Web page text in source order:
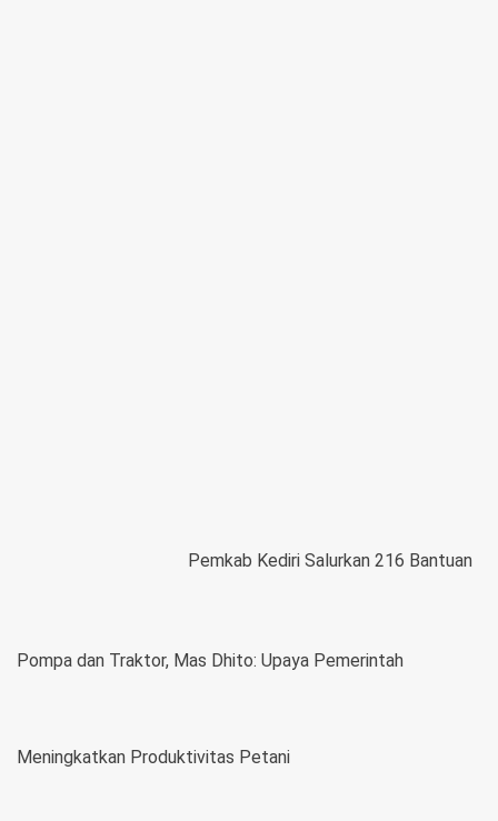
Pemkab Kediri Salurkan 216 Bantuan
Pompa dan Traktor, Mas Dhito: Upaya Pemerintah
Meningkatkan Produktivitas Petani